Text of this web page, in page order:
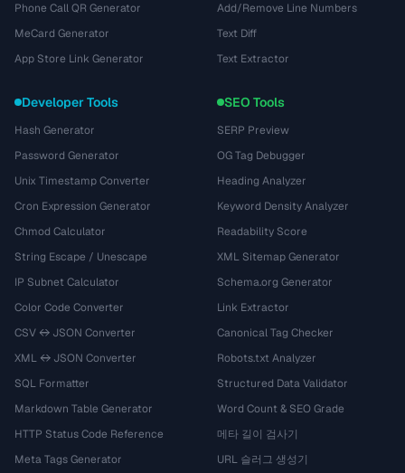
Phone Call QR Generator
MeCard Generator
App Store Link Generator
Add/Remove Line Numbers
Text Diff
Text Extractor
Developer Tools
Hash Generator
Password Generator
Unix Timestamp Converter
Cron Expression Generator
Chmod Calculator
String Escape / Unescape
IP Subnet Calculator
Color Code Converter
CSV ↔ JSON Converter
XML ↔ JSON Converter
SQL Formatter
Markdown Table Generator
HTTP Status Code Reference
Meta Tags Generator
SEO Tools
SERP Preview
OG Tag Debugger
Heading Analyzer
Keyword Density Analyzer
Readability Score
XML Sitemap Generator
Schema.org Generator
Link Extractor
Canonical Tag Checker
Robots.txt Analyzer
Structured Data Validator
Word Count & SEO Grade
메타 길이 검사기
URL 슬러그 생성기